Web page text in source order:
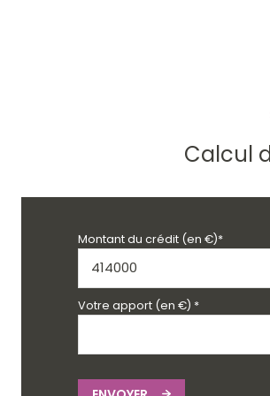
Calcul
Montant du crédit (en €)*
Votre apport (en €) *